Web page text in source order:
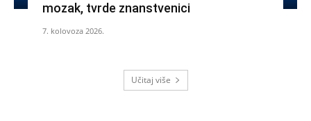
mozak, tvrde znanstvenici
7. kolovoza 2026.
Učitaj više